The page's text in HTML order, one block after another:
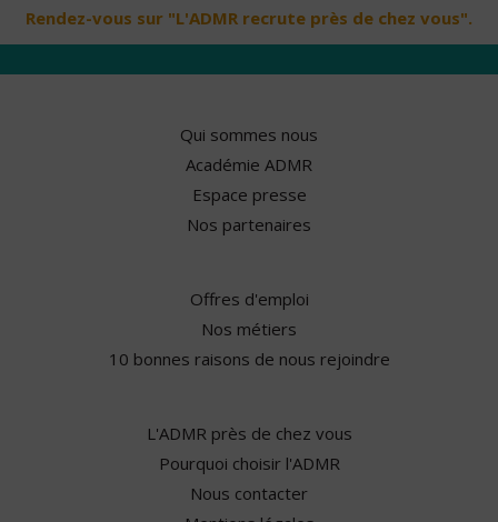
Rendez-vous sur "L'ADMR recrute près de chez vous".
Qui sommes nous
Académie ADMR
Espace presse
Nos partenaires
Offres d'emploi
Nos métiers
10 bonnes raisons de nous rejoindre
L'ADMR près de chez vous
Pourquoi choisir l'ADMR
Nous contacter